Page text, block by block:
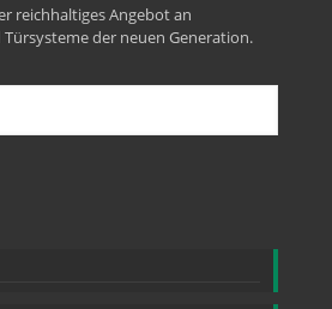
reichhaltiges Angebot an
der neuen Generation.